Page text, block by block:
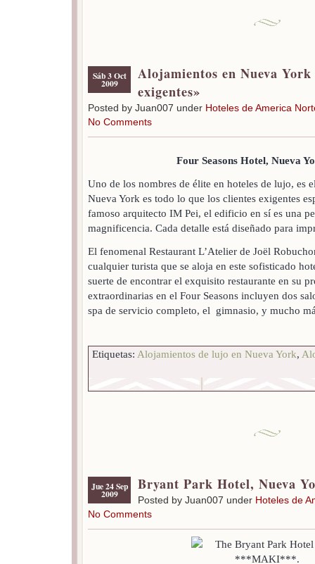
Sáb 3 Oct
2009
Alojamientos en Nueva
exigentes»
Posted by Juan007 under Hoteles de America
No Comments
Four Seasons Hotel, Nueva
Uno de los nombres de élite en hoteles de lujo, es
Nueva York es todo lo que los clientes exigentes
famoso arquitecto IM Pei, el edificio en sí es una
magnificencia. Cada detalle está diseñado para
El fenomenal Restaurant L’Atelier de Joël
cualquier turista que se aloja en este sofisticado
suerte de encontrar el exquisito restaurante en su
extraordinarias en el Four Seasons incluyen dos
spa de servicio completo, el gimnasio, y mucho
Etiquetas: Alojamientos de lujo en Nueva York,
Jue 24 Sep
2009
Bryant Park Hotel, Nueva
Posted by Juan007 under Hoteles de
No Comments